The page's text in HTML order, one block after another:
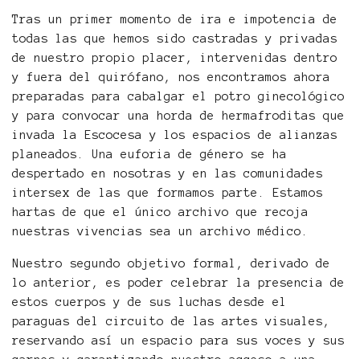
Tras un primer momento de ira e impotencia de
todas las que hemos sido castradas y privadas
de nuestro propio placer, intervenidas dentro
y fuera del quirófano, nos encontramos ahora
preparadas para cabalgar el potro ginecológico
y para convocar una horda de hermafroditas que
invada la Escocesa y los espacios de alianzas
planeados. Una euforia de género se ha
despertado en nosotras y en las comunidades
intersex de las que formamos parte. Estamos
hartas de que el único archivo que recoja
nuestras vivencias sea un archivo médico.
Nuestro segundo objetivo formal, derivado de
lo anterior, es poder celebrar la presencia de
estos cuerpos y de sus luchas desde el
paraguas del circuito de las artes visuales,
reservando así un espacio para sus voces y sus